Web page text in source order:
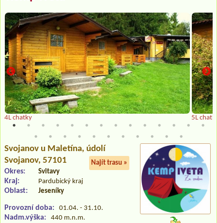
4L chatky 5L
Svojanov u Maletína, údolí
Svojanov, 57101
Najít trasu »
Okres: Svitavy
Kraj: Pardubický kraj
Oblast: Jeseníky
Provozní doba: 01.04. - 31.10.
Nadm.výška: 440 m.n.m.